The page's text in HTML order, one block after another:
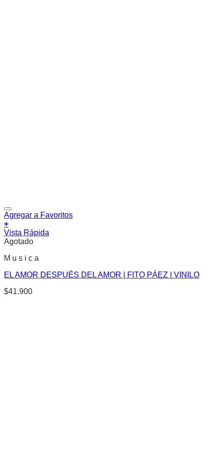
Agregar a Favoritos
+
Vista Rápida
Agotado
M u s i c a
EL AMOR DESPUÉS DEL AMOR | FITO PÁEZ | VINILO
$41.900